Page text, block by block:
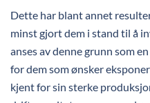
Dette har blant annet
minst gjort dem i stand til å
anses av denne grunn som
for dem som ønsker
kjent for sin sterke